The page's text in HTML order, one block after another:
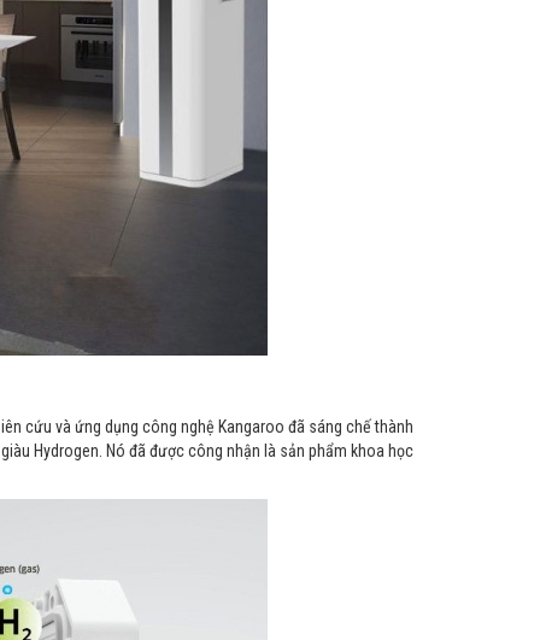
cứu và ứng dụng công nghệ Kangaroo đã sáng chế thành
Hydrogen. Nó đã được công nhận là sản phẩm khoa học